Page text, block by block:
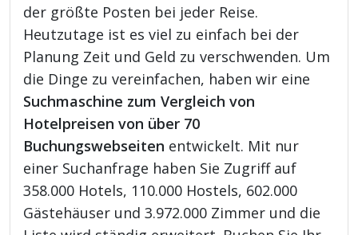
der größte Posten bei jeder Reise.
Heutzutage ist es viel zu einfach bei der
Planung Zeit und Geld zu verschwenden. Um
die Dinge zu vereinfachen, haben wir eine
Suchmaschine zum Vergleich von
Hotelpreisen von über 70
Buchungswebseiten entwickelt. Mit nur
einer Suchanfrage haben Sie Zugriff auf
358.000 Hotels, 110.000 Hostels, 602.000
Gästehäuser und 3.972.000 Zimmer und die